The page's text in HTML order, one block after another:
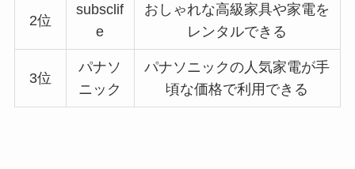
2位
subsclif
e
おしゃれな高級家具や家電を
レンタルできる
3位
パナソ
ニック
パナソニックの人気家電が手
頃な価格で利用できる